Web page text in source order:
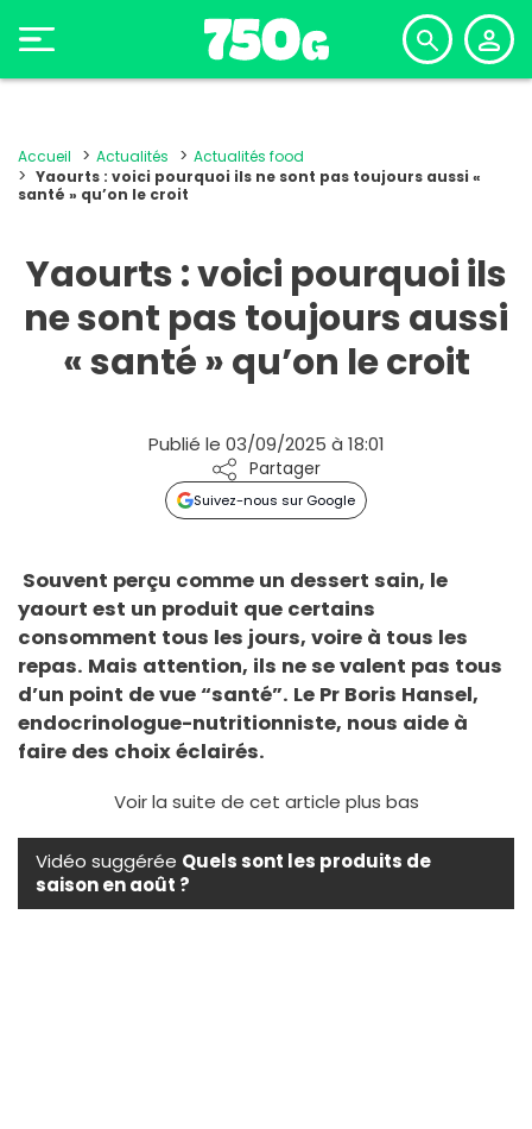
Accueil Actualités
Actualités food
Yaourts : voici pourquoi ils ne sont pas toujours aussi «
santé » qu’on le croit
Yaourts : voici pourquoi ils
ne sont pas toujours aussi
« santé » qu’on le croit
Publié le 03/09/2025 à 18:01
Partager
Suivez-nous sur Google
Souvent perçu comme un dessert sain, le
yaourt est un produit que certains
consomment tous les jours, voire à tous les
repas. Mais attention, ils ne se valent pas tous
d’un point de vue “santé”. Le Pr Boris Hansel,
endocrinologue-nutritionniste, nous aide à
faire des choix éclairés.
Voir la suite de cet article plus bas
Vidéo suggérée Quels sont les produits de
saison en août ?